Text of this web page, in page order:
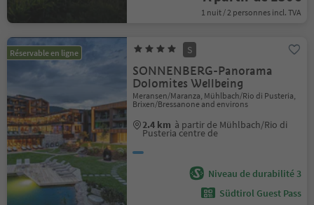
1 nuit / 2 personnes incl. TVA
Réservable en ligne S
SONNENBERG-Panorama
Dolomites Wellbeing
Meransen/Maranza, Mühlbach/Rio di Pusteria,
Brixen/Bressanone and environs
2.4 km à partir de Mühlbach/Rio di
Pusteria centre de
Niveau de durabilité 3
Südtirol Guest Pass